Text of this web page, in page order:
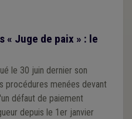
« Juge de paix » : le
le 30 juin dernier son
procédures menées devant
défaut de paiement
depuis le 1er janvier